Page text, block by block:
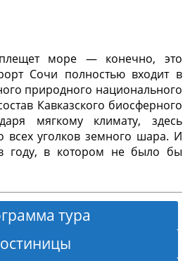
море — конечно, это
Сочи полностью входит в
природного национального
Кавказского биосферного
мягкому климату, здесь
всех уголков земного шара. И
году, в котором не было бы
тура